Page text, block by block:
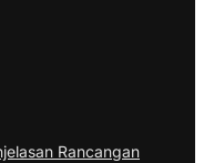
Rancangan